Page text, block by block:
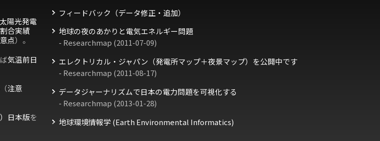
太陽光発電
合実績
点）。
気温前日
注意
日本版を
フィードバック（データ修正・追加）
地球の夜のあかりと電気エネルギー問題
- Researchmap (2011-07-09)
エレクトリカル・ジャパン（発電所マップ＋夜景マップ）を公開中です
- Researchmap (2011-08-17)
データジャーナリズムで日本の電力問題を可視化する
- Researchmap (2013-01-28)
地球環境情報学 (Earth Environmental Informatics)